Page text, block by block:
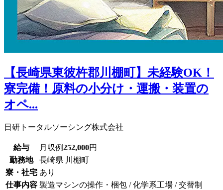
【長崎県東彼杵郡川棚町】未経験OK！
寮完備！原料の小分け・運搬・装置の
オペ...
日研トータルソーシング株式会社
給与 月収例252,000円
勤務地
長崎県 川棚町
寮・社宅 あり
仕事内容 製造マシンの操作・梱包 / 化学系工場 / 交替制